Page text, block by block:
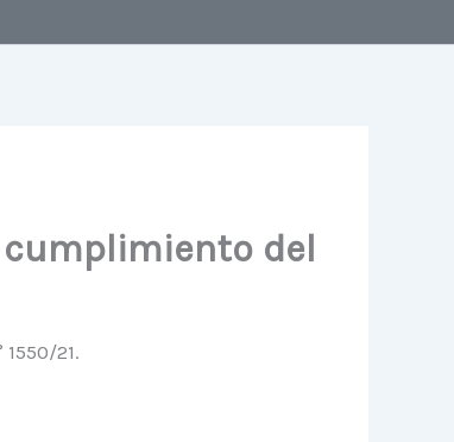
cumplimiento del
21.